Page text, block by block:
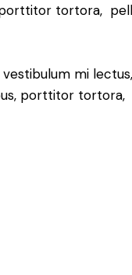
tortora,
mi
porttitor